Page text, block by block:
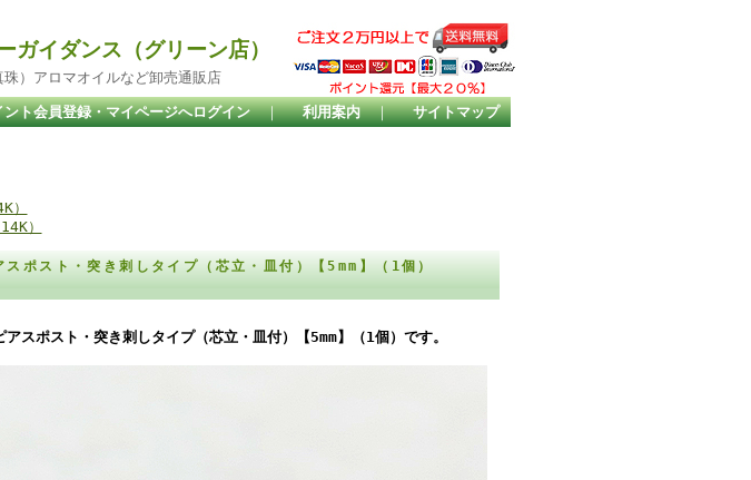
イダンス（グリーン店）
）アロマオイルなど卸売通販店
ント会員登録・マイページへログイン ｜ 利用案内 ｜ サイトマップ
）
）
ポスト・突き刺しタイプ（芯立・皿付）【5mm】（1個）
スポスト・突き刺しタイプ（芯立・皿付）【5mm】（1個）です。